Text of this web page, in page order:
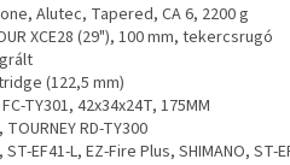
Alutec, Tapered, CA 6, 2200 g
XCE28 (29"), 100 mm, tekercsrugó
(122,5 mm)
TY301, 42x34x24T, 175MM
TOURNEY RD-TY300
ST-EF41-L, EZ-Fire Plus, SHIMANO, ST-